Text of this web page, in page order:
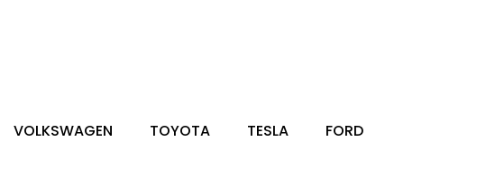
VOLKSWAGEN TOYOTA TESLA FORD